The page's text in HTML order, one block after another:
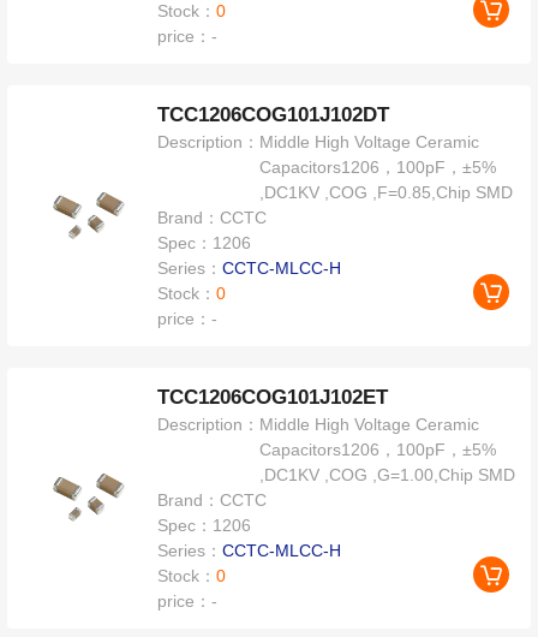
Stock：0
price：-
TCC1206COG101J102DT
Description： Middle High Voltage Ceramic
Capacitors1206，100pF，±5%
,DC1KV ,COG ,F=0.85,Chip SMD
Brand：CCTC
Spec： 1206
Series：CCTC-MLCC-H
Stock：0
price：-
TCC1206COG101J102ET
Description： Middle High Voltage Ceramic
Capacitors1206，100pF，±5%
,DC1KV ,COG ,G=1.00,Chip SMD
Brand：CCTC
Spec： 1206
Series：CCTC-MLCC-H
Stock：0
price：-